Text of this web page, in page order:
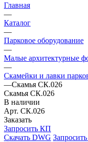
Главная
—
Каталог
—
Парковое оборудование
—
Малые архитектурные
—
Скамейки и лавки
—Скамья СК.026
Скамья СК.026
В наличии
Арт. СК.026
Заказать
Запросить КП
Скачать DWG